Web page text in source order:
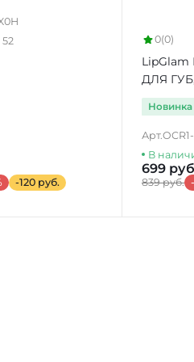
52
-120 руб.
0(0)
LipGlam
ДЛЯ
цвет
Новинка
Арт.
В
699
839 руб.